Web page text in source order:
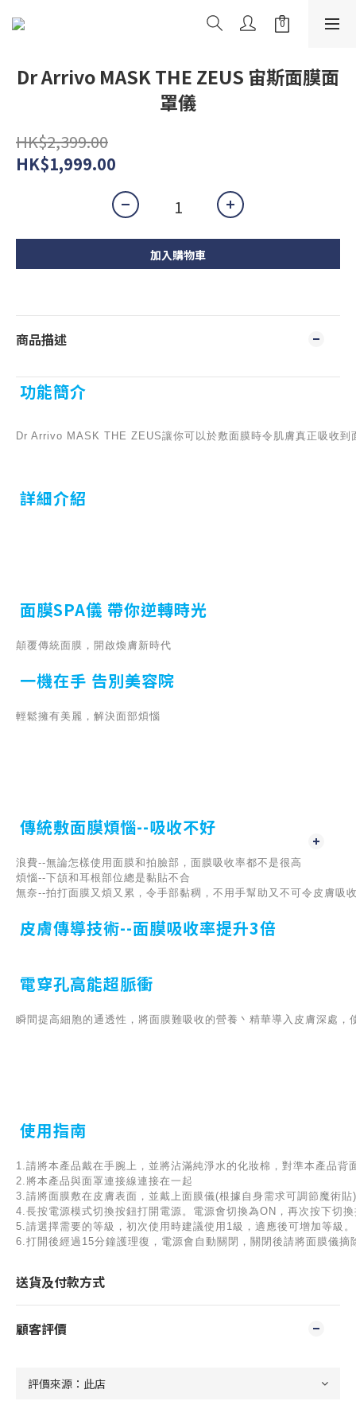
Dr Arrivo MASK THE ZEUS 宙斯面膜面
罩儀
HK$2,399.00
HK$1,999.00
加入購物車
商品描述
功能簡介
Dr Arrivo MASK THE ZEUS讓你可以於敷面膜時令肌膚真正吸收到
詳細介紹
面膜SPA儀 帶你逆轉時光
顛覆傳統面膜，開啟煥膚新時代
一機在手 告別美容院
輕鬆擁有美麗，解決面部煩惱
傳統敷面膜煩惱--吸收不好
浪費--無論怎樣使用面膜和拍臉部，面膜吸收率都不是很高
煩惱--下頜和耳根部位總是黏貼不合
無奈--拍打面膜又煩又累，令手部黏稠，不用手幫助又不可令皮膚吸
皮膚傳導技術--面膜吸收率提升3倍
電穿孔高能超脈衝
瞬間提高細胞的通透性，將面膜難吸收的營養丶精華導入皮膚深處
使用指南
1.請將本產品戴在手腕上，並將沾滿純淨水的化妝棉，對準本產品背
2.將本產品與面罩連接線連接在一起
3.請將面膜敷在皮膚表面，並戴上面膜儀(根據自身需求可調節魔術貼)
4.長按電源模式切換按鈕打開電源。電源會切換為ON，再次按下切
5.請選擇需要的等級，初次使用時建議使用1級，適應後可增加等級。
6.打開後經過15分鐘護理復，電源會自動關閉，關閉後請將面膜儀摘
送貨及付款方式
顧客評價